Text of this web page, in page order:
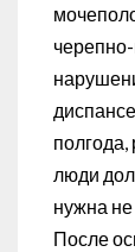
полгода,
люди
нужна
После